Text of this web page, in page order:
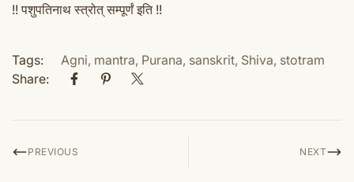
!! पशुपतिनाथ स्त्रोत् सम्पूर्णं इति !!
Tags: Agni, mantra, Purana, sanskrit, Shiva, stotram
Share:
PREVIOUS NEXT